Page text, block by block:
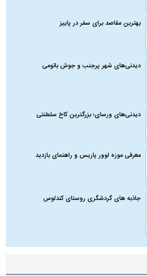
بهترین مقاصد برای سفر در پاییز
دیدنی‌های شهر پرجنب و جوش باتومی
دیدنی‌های ورسای؛ بزرگترین کاخ سلطنتی
معرفی موزه لوور پاریس و راهنمای بازدید
جاذبه های گردشگری روستای کندلوس